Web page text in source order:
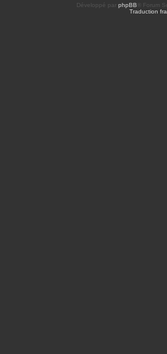
Développé par phpBB ® Forum
Traduction